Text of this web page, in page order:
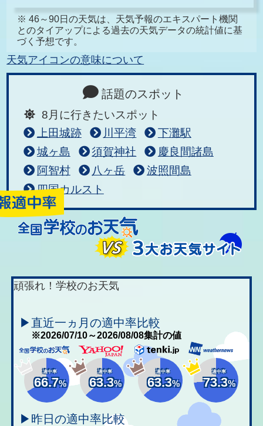
※ 46～90日の天気は、天気予報のエキスパート機関
とのタイアップによる過去の天気データの統計値に基
づく予想です。
天気アイコンの意味について
話題のスポット
8月に行きたいスポット
上田城跡
川平湾
下灘駅
城ヶ島
須賀神社
慶良間諸島
阿智村
八ヶ岳
波照間島
四国カルスト
頑張れ！学校のお天気
▶直近一ヵ月の適中率比較
※2026/07/10～2026/08/08集計の値
適中率
66.7%
適中率
63.3%
適中率
63.3%
適中率
73.3%
▶昨日の適中率比較